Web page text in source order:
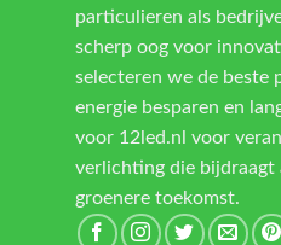
particulieren als
scherp oog voor
selecteren we de beste
energie besparen en
voor 12led.nl voor
verlichting die bijdraagt
groenere toekomst.